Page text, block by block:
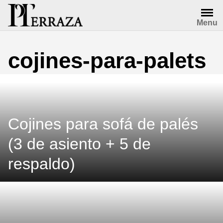
Saltar
contenido
Menu
cojines-para-palets
Cojines para sofá de palés
(3 de asiento + 5 de
respaldo)